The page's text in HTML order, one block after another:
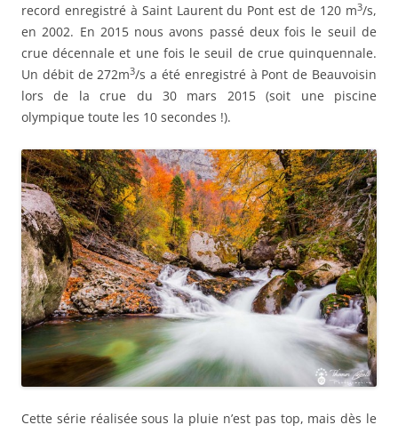
record enregistré à Saint Laurent du Pont est de 120 m3/s,
en 2002. En 2015 nous avons passé deux fois le seuil de
crue décennale et une fois le seuil de crue quinquennale.
Un débit de 272m3/s a été enregistré à Pont de Beauvoisin
lors de la crue du 30 mars 2015 (soit une piscine
olympique toute les 10 secondes !).
Cette série réalisée sous la pluie n’est pas top, mais dès le